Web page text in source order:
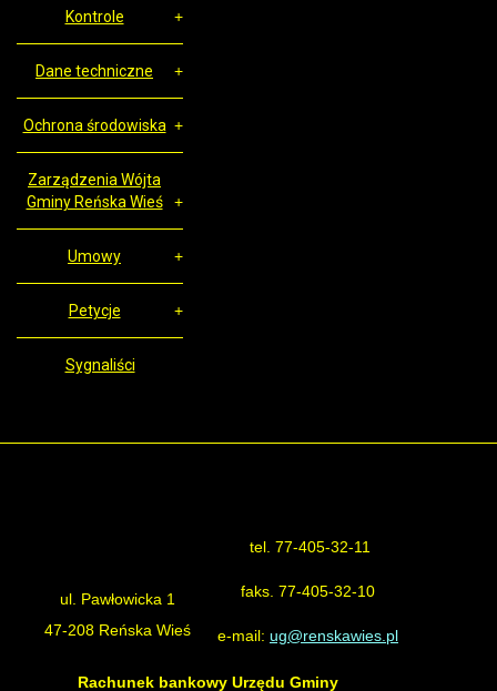
Kontrole
Dane techniczne
Ochrona środowiska
Zarządzenia Wójta
Gminy Reńska Wieś
Umowy
Petycje
Sygnaliści
ul. Pawłowicka 1
47-208 Reńska Wieś
tel. 77-405-32-11
faks. 77-405-32-10
e-mail: ug@renskawies.pl
Rachunek bankowy Urzędu Gminy